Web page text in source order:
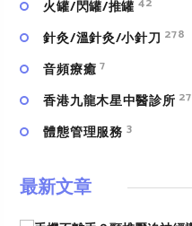
火罐/閃罐/推罐
針灸/溫針灸/小針刀 278
⾳頻療癒 7
香港九龍木星中醫診所 27
體態管理服務 3
最新文章